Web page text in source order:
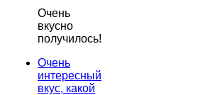
Очень
вкусно
получилось!
Очень
интересный
вкус, какой